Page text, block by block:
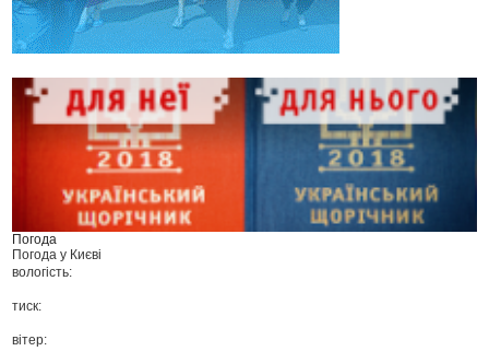
Погода
Погода у Києві
вологість:
тиск:
вітер: